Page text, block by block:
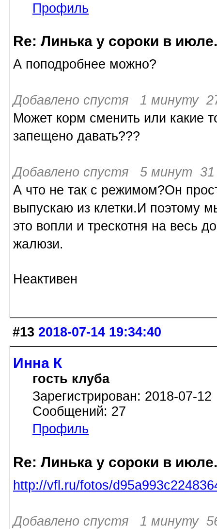
Профиль
Re: Линька у сороки в
А поподробнее можно?
Добавлено спустя 1 минуту
Может корм сменить или какие
запещено давать???
Добавлено спустя 5 минут 31
А что не так с режимом?Он
выпускаю из клетки.И поэтому
это вопли и трескотня на весь
жалюзи.
Неактивен
#13 2018-07-14 19:34:40
Инна К
гость клуба
Зарегистрирован: 2018-07-12
Сообщений: 27
Профиль
Re: Линька у сороки в
http://vfl.ru/fotos/
Добавлено спустя 1 минуту